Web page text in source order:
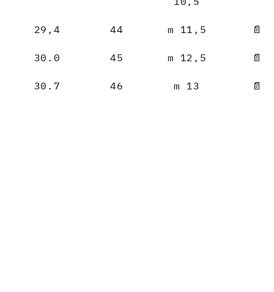
29,4 44 m 11,5 📄
30.0 45 m 12,5 📄
30.7 46 m 13 📄